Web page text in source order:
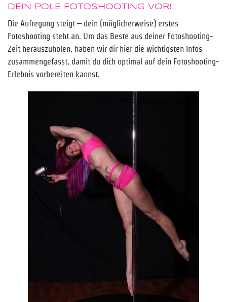
DEIN POLE FOTOSHOOTING VOR!
Die Aufregung steigt – dein (möglicherweise) erstes
Fotoshooting steht an. Um das Beste aus deiner Fotoshooting-
Zeit herauszuholen, haben wir dir hier die wichtigsten Infos
zusammengefasst, damit du dich optimal auf dein Fotoshooting-
Erlebnis vorbereiten kannst.